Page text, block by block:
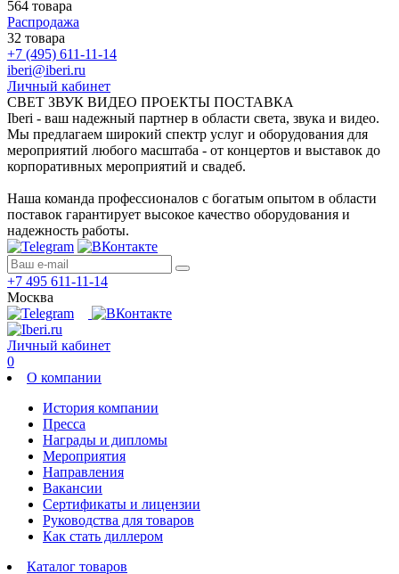
564 товара
Распродажа
32 товара
+7 (495) 611-11-14
iberi@iberi.ru
Личный кабинет
СВЕТ ЗВУК ВИДЕО ПРОЕКТЫ ПОСТАВКА
Iberi - ваш надежный партнер в области света, звука и видео.
Мы предлагаем широкий спектр услуг и оборудования для
мероприятий любого масштаба - от концертов и выставок до
корпоративных мероприятий и свадеб.
Наша команда профессионалов с богатым опытом в области
поставок гарантирует высокое качество оборудования и
надежность работы.
+7 495 611-11-14
Москва
Личный кабинет
0
О компании
История компании
Пресса
Награды и дипломы
Мероприятия
Направления
Вакансии
Сертификаты и лицензии
Руководства для товаров
Как стать диллером
Каталог товаров